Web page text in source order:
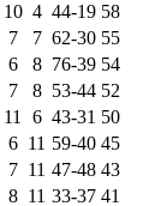
10 4 44-19 58
7 7 62-30 55
6 8 76-39 54
7 8 53-44 52
11 6 43-31 50
6 11 59-40 45
7 11 47-48 43
8 11 33-37 41